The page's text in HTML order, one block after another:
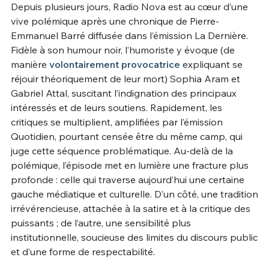
Depuis plusieurs jours, Radio Nova est au cœur d’une
vive polémique après une chronique de Pierre-
Emmanuel Barré diffusée dans l’émission La Dernière.
Fidèle à son humour noir, l’humoriste y évoque (de
manière volontairement provocatrice expliquant se
réjouir théoriquement de leur mort) Sophia Aram et
Gabriel Attal, suscitant l’indignation des principaux
intéressés et de leurs soutiens. Rapidement, les
critiques se multiplient, amplifiées par l’émission
Quotidien, pourtant censée être du même camp, qui
juge cette séquence problématique. Au-delà de la
polémique, l’épisode met en lumière une fracture plus
profonde : celle qui traverse aujourd’hui une certaine
gauche médiatique et culturelle. D’un côté, une tradition
irrévérencieuse, attachée à la satire et à la critique des
puissants ; de l’autre, une sensibilité plus
institutionnelle, soucieuse des limites du discours public
et d’une forme de respectabilité.
Un Thread
C'EST PARTI